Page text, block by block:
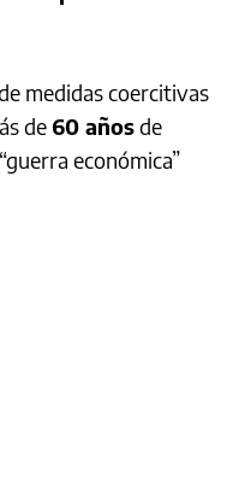
medidas coercitivas
de 60 añosde
económica”